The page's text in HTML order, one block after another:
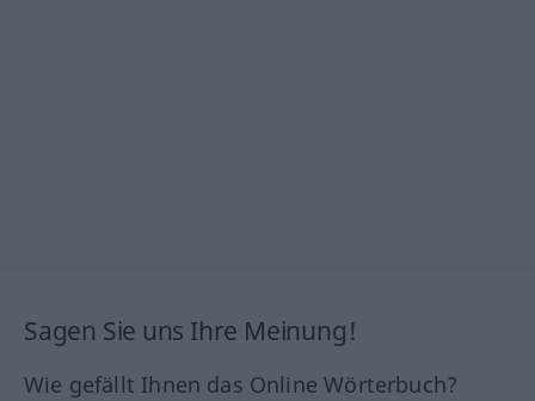
Sagen Sie uns Ihre Meinung!
Wie gefällt Ihnen das Online Wörterbuch?